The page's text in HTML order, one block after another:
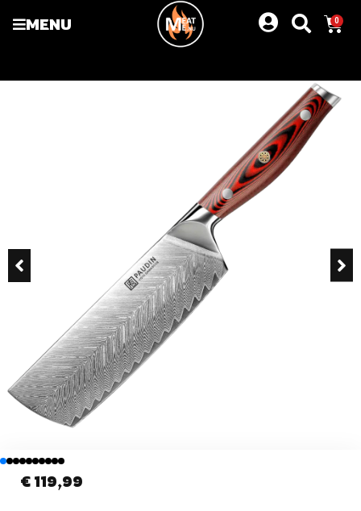
MENU 0
€ 119,99